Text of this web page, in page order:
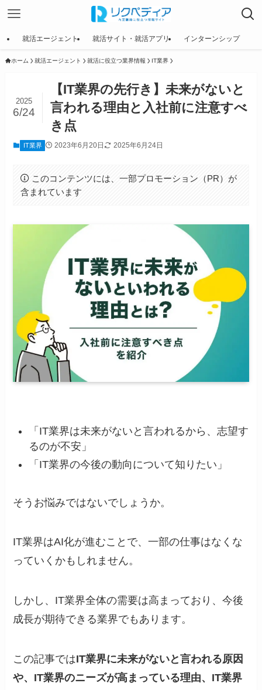
就活エージェント 就活サイト・就活アプリ インターンシップ
ホーム 就活エージェント 就活に役立つ業界情報 IT業界
【IT業界の先行き】未来がないと
言われる理由と入社前に注意すべ
き点
2025
6/24
IT業界 2023年6月20日 2025年6月24日
このコンテンツには、一部プロモーション（PR）が
含まれています
「IT業界は未来がないと言われるから、志望す
るのが不安」
「IT業界の今後の動向について知りたい」
そうお悩みではないでしょうか。
IT業界はAI化が進むことで、一部の仕事はなくな
っていくかもしれません。
しかし、IT業界全体の需要は高まっており、今後
成長が期待できる業界でもあります。
この記事ではIT業界に未来がないと言われる原因
や、IT業界のニーズが高まっている理由、IT業界